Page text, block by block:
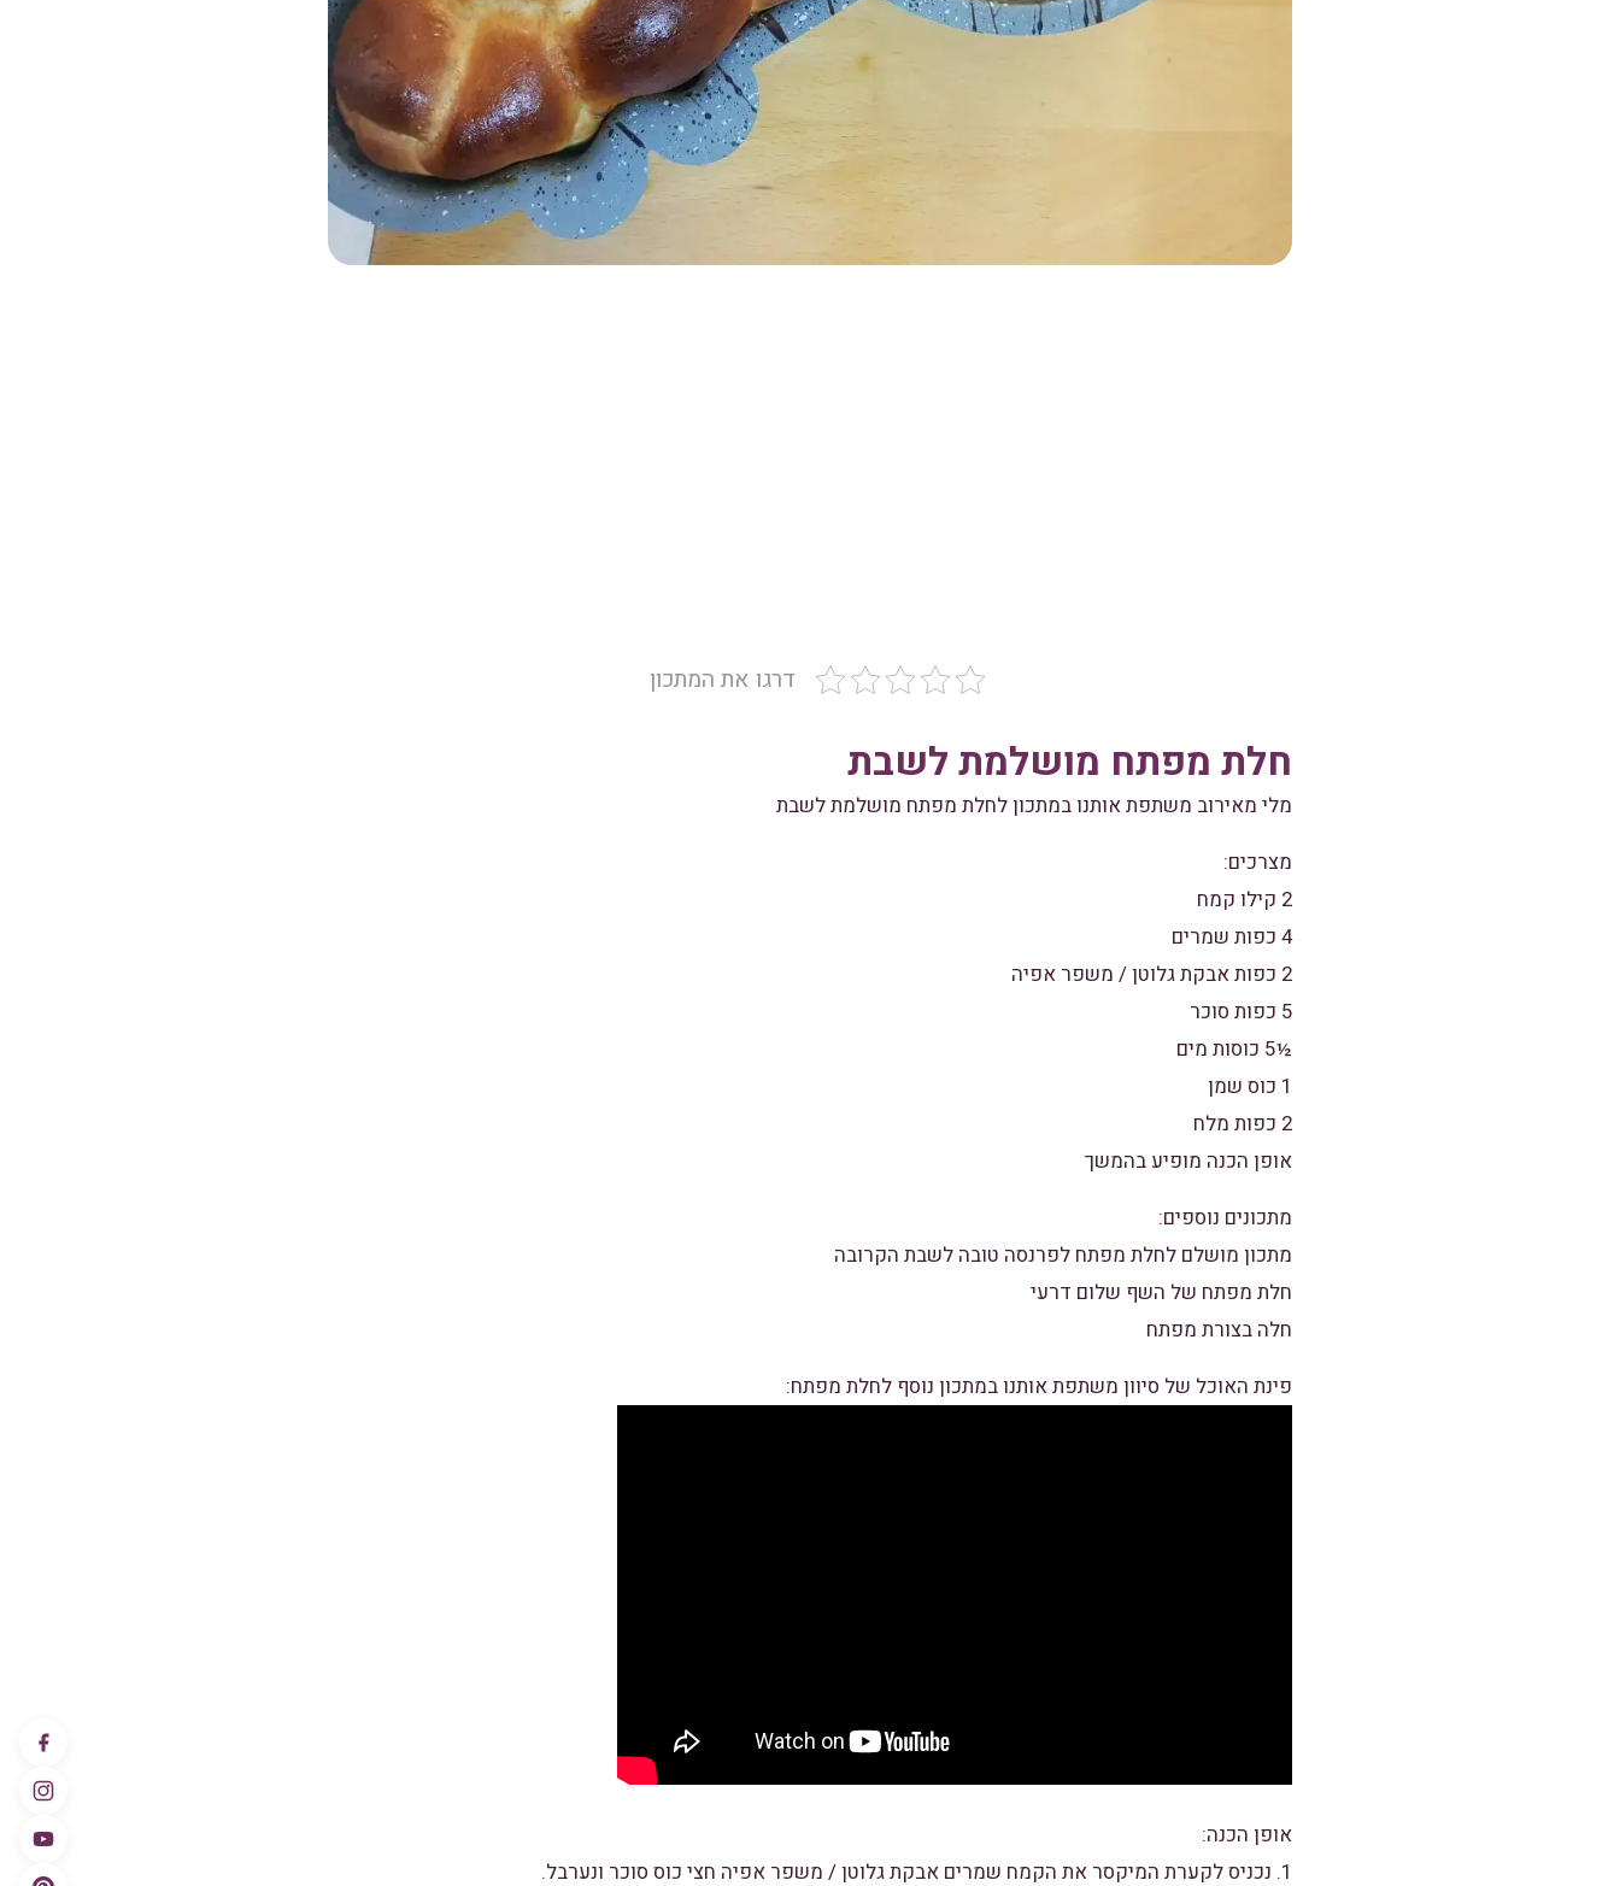
דרגו את המתכון
חלת מפתח מושלמת לשבת
מלי מאירוב משתפת אותנו במתכון לחלת מפתח מושלמת לשבת
מצרכים:
2 קילו קמח
4 כפות שמרים
2 כפות אבקת גלוטן / משפר אפיה
5 כפות סוכר
½5 כוסות מים
1 כוס שמן
2 כפות מלח
אופן הכנה מופיע בהמשך
מתכונים נוספים:
מתכון מושלם לחלת מפתח לפרנסה טובה לשבת הקרובה
חלת מפתח של השף שלום דרעי
חלה בצורת מפתח
פינת האוכל של סיוון משתפת אותנו במתכון נוסף לחלת מפתח:
אופן הכנה:
1. נכניס לקערת המיקסר את הקמח שמרים אבקת גלוטן / משפר אפיה חצי כוס סוכר ונערבל.